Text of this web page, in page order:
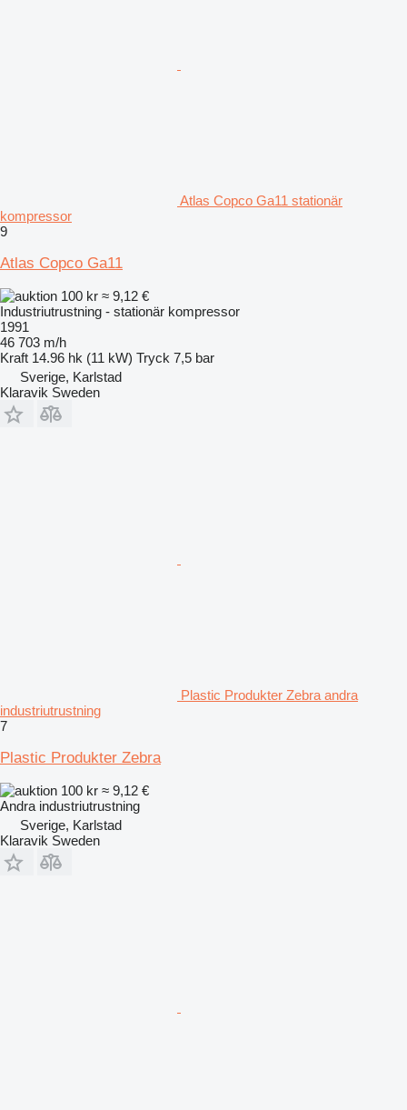
Atlas Copco Ga11 stationär
kompressor
9
Atlas Copco Ga11
100 kr ≈ 9,12 €
Industriutrustning - stationär kompressor
1991
46 703 m/h
Kraft 14.96 hk (11 kW) Tryck 7,5 bar
Sverige, Karlstad
Klaravik Sweden
Plastic Produkter Zebra andra
industriutrustning
7
Plastic Produkter Zebra
100 kr ≈ 9,12 €
Andra industriutrustning
Sverige, Karlstad
Klaravik Sweden